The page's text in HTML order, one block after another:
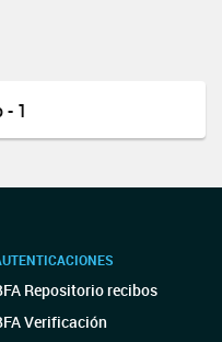
1
Repositorio recibos
Verificación